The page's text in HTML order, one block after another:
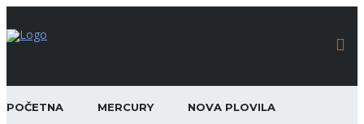
POČETNA MERCURY NOVA PLOVILA